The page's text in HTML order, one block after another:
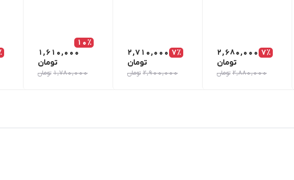
7٪ 2,680,000
تومان
2,880,000 تومان
7٪ 2,710,000
تومان
2,900,000 تومان
10٪
1,610,000
تومان
1,780,000 تومان